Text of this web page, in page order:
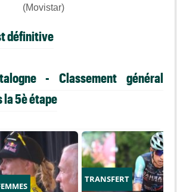
(Movistar)
définitive
- Classement général
5è étape
TRANSFERT